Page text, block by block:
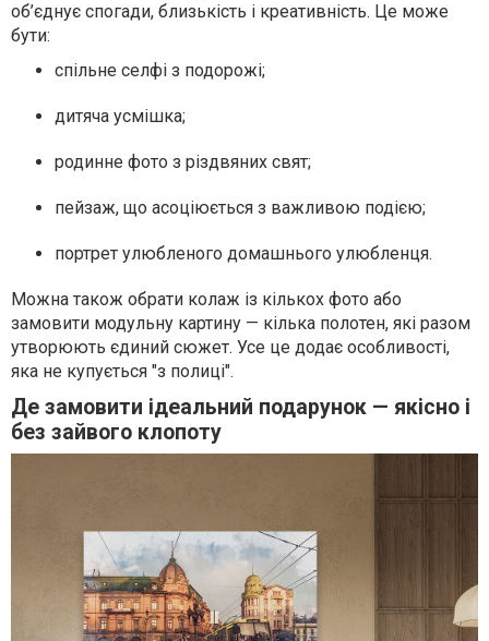
об’єднує спогади, близькість і креативність. Це може
бути:
спільне селфі з подорожі;
дитяча усмішка;
родинне фото з різдвяних свят;
пейзаж, що асоціюється з важливою подією;
портрет улюбленого домашнього улюбленця.
Можна також обрати колаж із кількох фото або
замовити модульну картину — кілька полотен, які разом
утворюють єдиний сюжет. Усе це додає особливості,
яка не купується "з полиці".
Де замовити ідеальний подарунок — якісно і
без зайвого клопоту